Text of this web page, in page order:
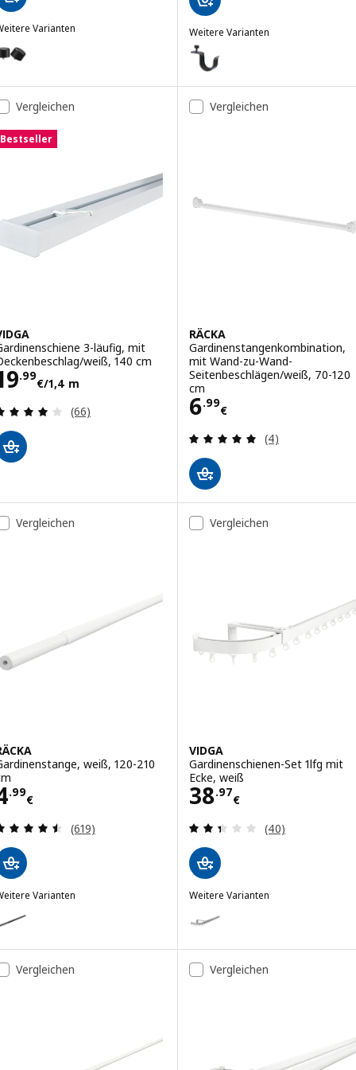
Varianten
HELTUSS, Endstück 2 Stück, schwarz
Weitere Varianten
BETYDLIG
Option: BETYDLIG, Halter für
Vergleichen
Bestseller
3-läufig, mit
weiß, 140 cm
.99
€/1,4 m
19.99€/1,4 m
Bewertungen: 3.9 von 5 Sternen. Bewertungen
(66)
Vergleichen
RÄCKA
Gardinenstangenkombination,
mit Wand-zu-Wand-
Seitenbeschlägen/weiß, 70-120
cm
6.99
€
Preis 6.99€
Bewertungen:
(4)
Vergleichen
weiß, 120-210
.99
€ 4.99€
Bewertungen: 4.5 von 5 Sternen. Bewertungen
(619)
Varianten
RÄCKA, Gardinenstange, schwarz, 120-210 cm
Vergleichen
VIDGA
Gardinenschienen-Set 1lfg mit
Ecke, weiß
38.97
€
Preis 38.97€
Bewertungen:
(40)
Weitere Varianten
Option: VIDGA,
Vergleichen Vergleichen